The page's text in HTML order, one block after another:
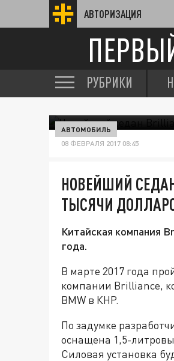
АВТОРИЗАЦИЯ
РУБРИКИ
АВТОМОБИЛЬ
08 ФЕВРАЛЯ 2017 08:45
НОВЕЙШИЙ СЕДАН
ТЫСЯЧИ
Китайская компания
года.
В марте 2017 года
компании Brilliance,
BMW в КНР.
По задумке
оснащена 1,5-
Силовая установка